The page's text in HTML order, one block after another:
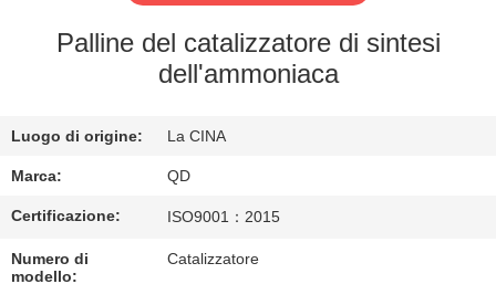
FABBRICA
DI
QUALITÀ
CONTATTICI
Palline del catalizzatore di sintesi
dell'ammoniaca
Luogo di origine: La CINA
Marca: QD
Certificazione: ISO9001：2015
Numero di
modello:
Catalizzatore